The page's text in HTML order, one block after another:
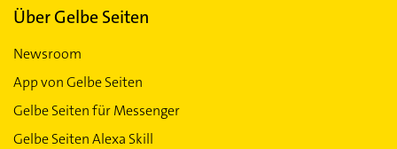
Über Gelbe Seiten
Newsroom
App von Gelbe Seiten
Gelbe Seiten für Messenger
Gelbe Seiten Alexa Skill